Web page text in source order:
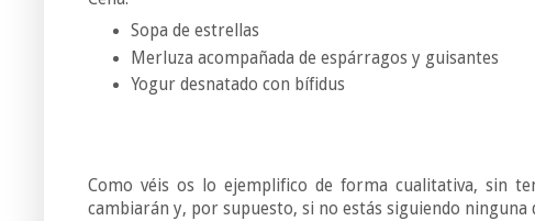
Sopa de estrellas
Merluza acompañada de espárragos y guisantes
Yogur desnatado con bífidus
Como véis os lo ejemplifico de forma cualitativa, sin
cambiarán y, por supuesto, si no estás siguiendo ninguna